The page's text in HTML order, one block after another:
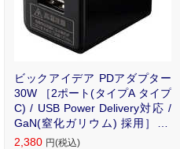
ビックアイデア PDアダプター
30W ［2ポート(タイプA タイプ
C) / USB Power Delivery対応 /
GaN(窒化ガリウム) 採用］ ブ
ラック BIT-ACPD302AK
2,380 円(税込)